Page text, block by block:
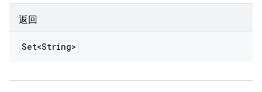
返回
Set<String>